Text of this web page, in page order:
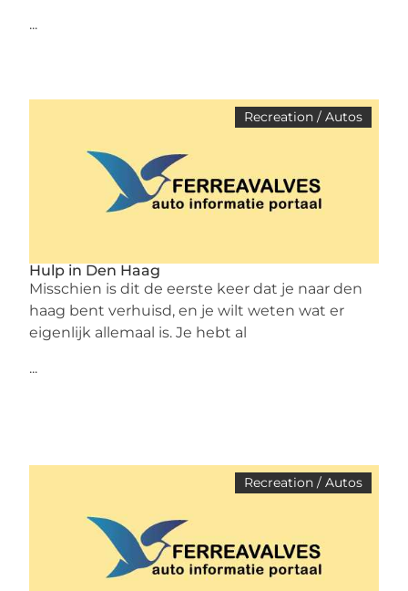
...
Recreation / Autos
Hulp in Den Haag
Misschien is dit de eerste keer dat je naar den
haag bent verhuisd, en je wilt weten wat er
eigenlijk allemaal is. Je hebt al
...
Recreation / Autos